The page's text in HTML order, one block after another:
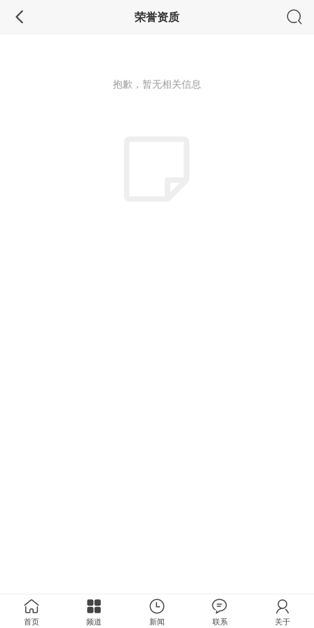
荣誉资质
抱歉，暂无相关信息
首页 频道 新闻 联系 关于